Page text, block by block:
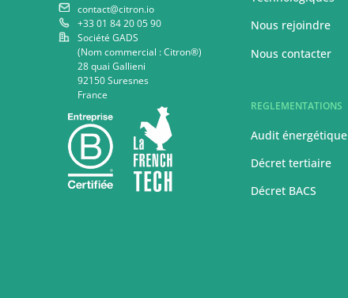
contact@citron.io
+33 01 84 20 05 90
Société GADS
(Nom commercial : Citron®)
28 quai Gallieni
92150 Suresnes
France
Nous rejoindre
Nous contacter
REGLEMENTATIONS
Audit énergétique
Décret tertiaire
Décret BACS